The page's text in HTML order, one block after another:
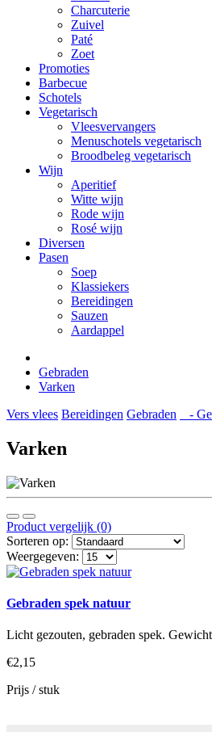
Charcuterie
Zuivel
Paté
Zoet
Promoties
Barbecue
Schotels
Vegetarisch
Vleesvervangers
Menuschotels vegetarisch
Broodbeleg vegetarisch
Wijn
Aperitief
Witte wijn
Rode wijn
Rosé wijn
Diversen
Pasen
Soep
Klassiekers
Bereidingen
Sauzen
Aardappel
Gebraden
Varken
Vers vlees Bereidingen Gebraden -
Varken
Product vergelijk (0)
Sorteren op:
Weergegeven:
Gebraden spek natuur
Licht gezouten, gebraden spek.
€2,15
Prijs / stuk